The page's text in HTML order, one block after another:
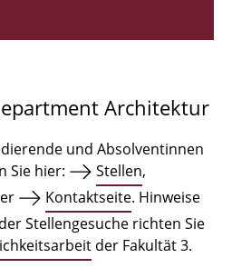
Architektur
und Absolventinnen
Sie hier:
Stellen,
Kontaktseite. Hinweise
Stellengesuche richten Sie
der Fakultät 3.